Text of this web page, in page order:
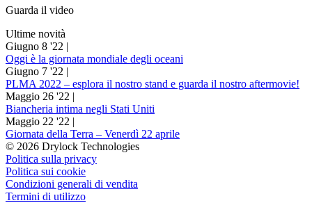
Guarda il video
Ultime novità
Giugno 8 '22 |
Oggi è la giornata mondiale degli oceani
Giugno 7 '22 |
PLMA 2022 – esplora il nostro stand e guarda il nostro aftermovie!
Maggio 26 '22 |
Biancheria intima negli Stati Uniti
Maggio 22 '22 |
Giornata della Terra – Venerdì 22 aprile
© 2026 Drylock Technologies
Politica sulla privacy
Politica sui cookie
Condizioni generali di vendita
Termini di utilizzo